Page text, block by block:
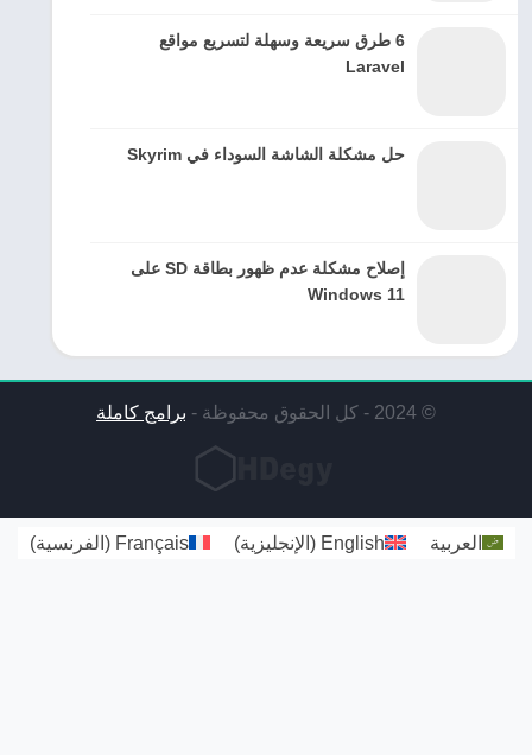
6 طرق سريعة وسهلة لتسريع مواقع
Laravel
حل مشكلة الشاشة السوداء في Skyrim
إصلاح مشكلة عدم ظهور بطاقة SD على
Windows 11
© 2024 - كل الحقوق محفوظة - برامج كاملة
العربية English
( الإنجليزية)
Français
( الفرنسية)